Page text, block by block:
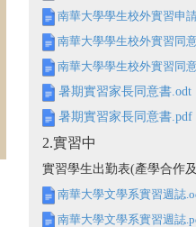
南華大學學生校外實習申
南華大學學生校外實習同
南華大學學生校外實習同
暑期實習家長同意書.odt
暑期實習家長同意書.pdf
2.實習中
實習學生出勤表(產學合作
南華大學文學系實習週誌
南華大學文學系實習週誌